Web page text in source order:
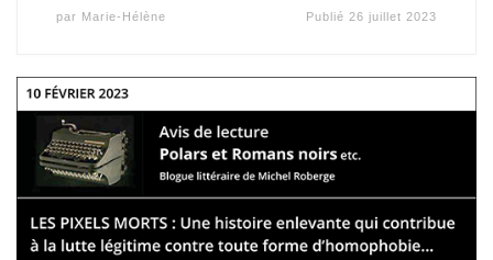
par Marie-Hélène Publié 26 juillet 2023